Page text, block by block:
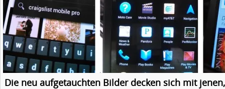
Die neu aufgetauchten Bilder decken sich mit